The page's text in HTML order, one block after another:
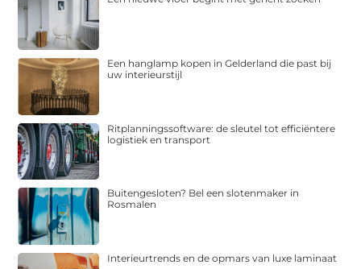
Een hanglamp kopen in Gelderland die past bij
uw interieurstijl
Ritplanningssoftware: de sleutel tot efficiëntere
logistiek en transport
Buitengesloten? Bel een slotenmaker in
Rosmalen
Interieurtrends en de opmars van luxe laminaat